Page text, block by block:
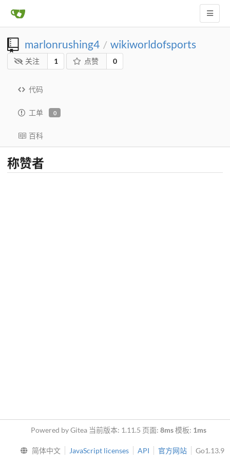
marlonrushing4 / wikiworldofsports
关注 1 点赞 0
代码
工单 0
百科
称赞者
Powered by Gitea 当前版本: 1.11.5 页面: 8ms模板: 1ms
简体中文 JavaScript licenses API 官方网站 Go1.13.9